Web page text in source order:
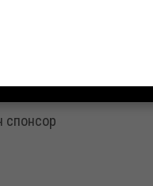
спонсор